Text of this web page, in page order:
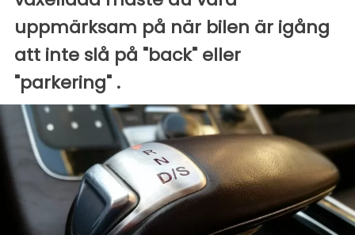
uppmärksam på när bilen är igång
att inte slå på "back" eller
"parkering" .